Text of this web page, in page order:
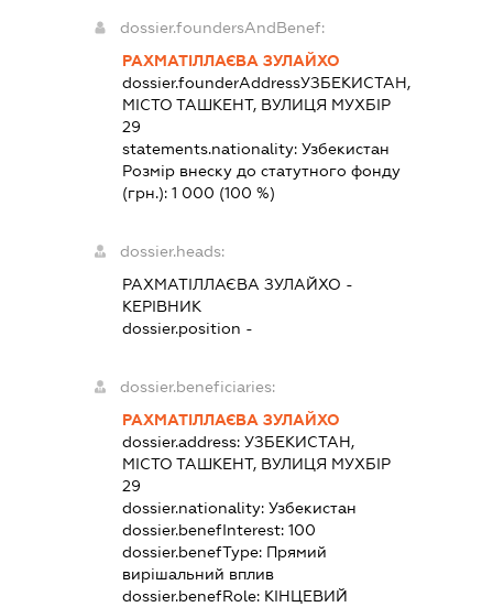
dossier.foundersAndBenef:
РАХМАТІЛЛАЄВА ЗУЛАЙХО
dossier.founderAddressУЗБЕКИСТАН,
МІСТО ТАШКЕНТ, ВУЛИЦЯ МУХБІР
29
statements.nationality: Узбекистан
Розмір внеску до статутного фонду
(грн.): 1 000 (100 %)
dossier.heads:
РАХМАТІЛЛАЄВА ЗУЛАЙХО -
КЕРІВНИК
dossier.position -
dossier.beneficiaries:
РАХМАТІЛЛАЄВА ЗУЛАЙХО
dossier.address: УЗБЕКИСТАН,
МІСТО ТАШКЕНТ, ВУЛИЦЯ МУХБІР
29
dossier.nationality: Узбекистан
dossier.benefInterest: 100
dossier.benefType: Прямий
вирішальний вплив
dossier.benefRole: КІНЦЕВИЙ